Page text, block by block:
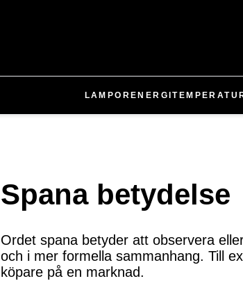
LAMPOR ENERGI
Spana betydelse
Ordet spana betyder att observera
och i mer formella sammanhang. Till
köpare på en marknad.